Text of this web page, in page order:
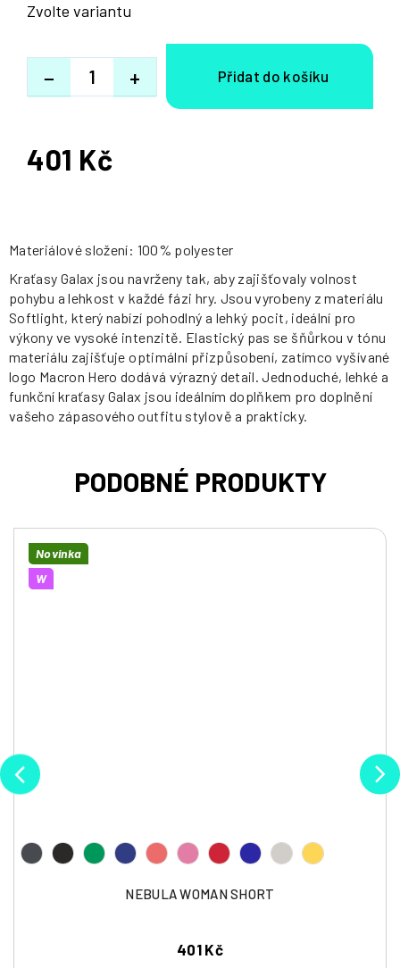
Zvolte variantu
+
−
401 Kč
Měrná
Materiálové složení: 100% polyester
Kraťasy Galax jsou navrženy tak, aby zajišťovaly volnost
pohybu a lehkost v každé fázi hry. Jsou vyrobeny z materiálu
Softlight, který nabízí pohodlný a lehký pocit, ideální pro
výkony ve vysoké intenzitě. Elastický pas se šňůrkou v tónu
materiálu zajišťuje optimální přizpůsobení, zatímco vyšívané
logo Macron Hero dodává výrazný detail. Jednoduché, lehké a
funkční kraťasy Galax jsou ideálním doplňkem pro doplnění
vašeho zápasového outfitu stylově a prakticky.
Novinka
W
NEBULA WOMAN SHORT
401 Kč